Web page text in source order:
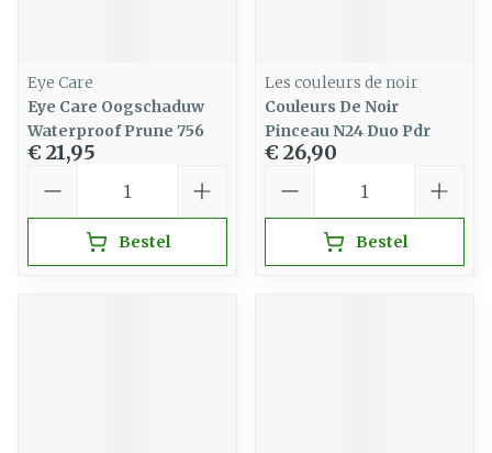
Eye Care
Eye Care Oogschaduw
Waterproof Prune 756
€ 21,95
Bestel
Les couleurs de noir
Couleurs De Noir
Pinceau N24 Duo Pdr
€ 26,90
Bestel